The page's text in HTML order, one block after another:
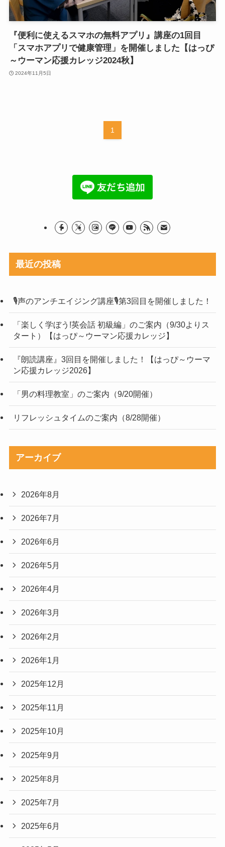
『便利に使えるスマホの無料アプリ』講座の1回目
「スマホアプリで健康管理」を開催しました【はっぴ
～ウーマン応援カレッジ2024秋】
2024年11月5日
1
最近の投稿
🎙声のアンチエイジング講座🎙第3回目を開催しました！
「楽しく学ぼう!英会話 初級編」のご案内（9/30よりス
タート）【はっぴ～ウーマン応援カレッジ】
『朗読講座』3回目を開催しました！【はっぴ～ウーマ
ン応援カレッジ2026】
「男の料理教室」のご案内（9/20開催）
リフレッシュタイムのご案内（8/28開催）
アーカイブ
2026年8月
2026年7月
2026年6月
2026年5月
2026年4月
2026年3月
2026年2月
2026年1月
2025年12月
2025年11月
2025年10月
2025年9月
2025年8月
2025年7月
2025年6月